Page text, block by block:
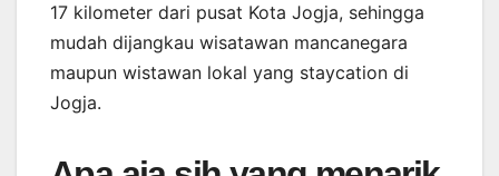
17 kilometer dari pusat Kota Jogja, sehingga
mudah dijangkau wisatawan mancanegara
maupun wistawan lokal yang staycation di
Jogja.